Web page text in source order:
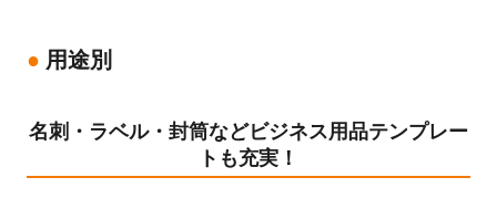
用途別
名刺・ラベル・封筒などビジネス用品テンプレー
トも充実！